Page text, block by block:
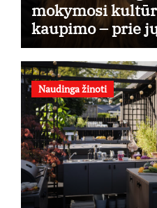
mokymosi
kaupimo – prie
taikymo
Naudinga žinoti